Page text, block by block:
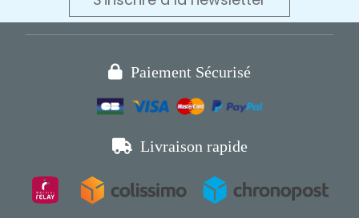
 Paiement Sécurisé
 Livraison rapide